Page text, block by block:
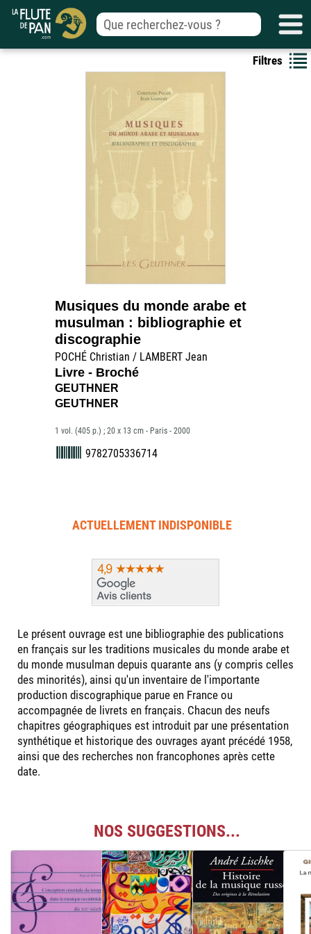
Filtres
Musiques du monde arabe et
musulman : bibliographie et
discographie
POCHÉ Christian / LAMBERT Jean
Livre - Broché
GEUTHNER
GEUTHNER
1 vol. (405 p.) ; 20 x 13 cm - Paris - 2000
9782705336714
ACTUELLEMENT INDISPONIBLE
Le présent ouvrage est une bibliographie des publications
en français sur les traditions musicales du monde arabe et
du monde musulman depuis quarante ans (y compris celles
des minorités), ainsi qu'un inventaire de l'importante
production discographique parue en France ou
accompagnée de livrets en français. Chacun des neufs
chapitres géographiques est introduit par une présentation
synthétique et historique des ouvrages ayant précédé 1958,
ainsi que des recherches non francophones après cette
date.
NOS SUGGESTIONS...